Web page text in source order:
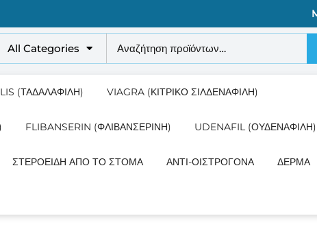
All Categories
(ΤΑΔΑΛΑΦΊΛΗ) VIAGRA (ΚΙΤΡΙΚΌ ΣΙΛΔΕΝΑΦΊΛΗ)
FLIBANSERIN (ΦΛΙΒΑΝΣΕΡΊΝΗ) UDENAFIL (ΟΥΔΕΝΑΦΊΛΗ)
ΣΤΕΡΟΕΙΔΉ ΑΠΌ ΤΟ ΣΤΌΜΑ ΑΝΤΙ-ΟΙΣΤΡΟΓΌΝΑ ΔΈΡΜΑ